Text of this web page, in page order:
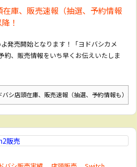
庫、販売速報（抽選、予約情報
！
発売開始となります！「ヨドバシカメ
約、販売情報をいち早くお伝えいたしま
シ店頭在庫、販売速報（抽選、予約情報も）